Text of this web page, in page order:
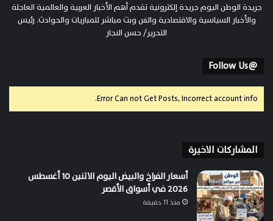
جريدة الوطن اليوم جريدة إلكترونية تقدم أهم الأخبار العربية والعالمية العاجلة
والأخبار السياسية والاقتصادية والفن وبث مباشر للمباريات والحوادث. رئيس
التحرير/ حسن النجار
@Follow Us
Error Can not Get Posts, Incorrect account info.
المشاركات الاخيرة
أسعار الفراخ والبيض اليوم الاثنين 10 أغسطس
2026 في أسواق الأقصر
منذ 11 دقيقة